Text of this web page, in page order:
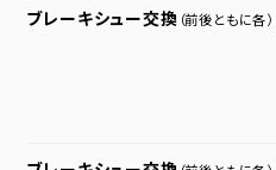
ブレーキシュー交換 （前後ともに各）